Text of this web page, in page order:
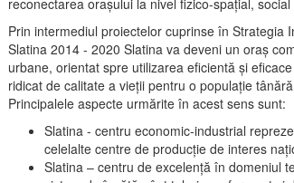
Prin intermediul proiectelor cuprinse în Strategia
Slatina 2014 - 2020 Slatina va deveni un oraş
urbane, orientat spre utilizarea eficientă şi
ridicat de calitate a vieţii pentru o populaţie
Principalele aspecte urmărite în acest sens sunt:
Slatina - centru economic-industrial
celelalte centre de producţie de interes
Slatina – centru de excelenţă în domeniul